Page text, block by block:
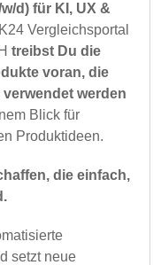
d) für KI, UX &
Vergleichsportal
treibst Du die
voran, die
werden
Blick für
Produktideen.
die einfach,
setzt neue